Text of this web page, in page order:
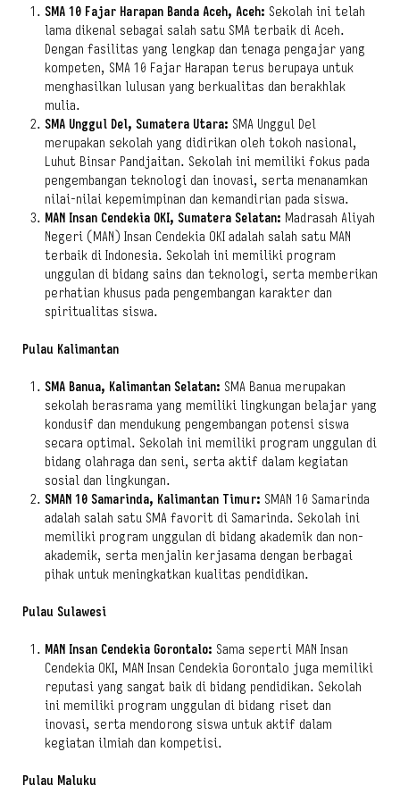
SMA 10 Fajar Harapan Banda Aceh, Aceh: Sekolah ini telah
lama dikenal sebagai salah satu SMA terbaik di Aceh.
Dengan fasilitas yang lengkap dan tenaga pengajar yang
kompeten, SMA 10 Fajar Harapan terus berupaya untuk
menghasilkan lulusan yang berkualitas dan berakhlak
mulia.
SMA Unggul Del, Sumatera Utara: SMA Unggul Del
merupakan sekolah yang didirikan oleh tokoh nasional,
Luhut Binsar Pandjaitan. Sekolah ini memiliki fokus pada
pengembangan teknologi dan inovasi, serta menanamkan
nilai-nilai kepemimpinan dan kemandirian pada siswa.
MAN Insan Cendekia OKI, Sumatera Selatan: Madrasah Aliyah
Negeri (MAN) Insan Cendekia OKI adalah salah satu MAN
terbaik di Indonesia. Sekolah ini memiliki program
unggulan di bidang sains dan teknologi, serta memberikan
perhatian khusus pada pengembangan karakter dan
spiritualitas siswa.
Pulau Kalimantan
SMA Banua, Kalimantan Selatan: SMA Banua merupakan
sekolah berasrama yang memiliki lingkungan belajar yang
kondusif dan mendukung pengembangan potensi siswa
secara optimal. Sekolah ini memiliki program unggulan di
bidang olahraga dan seni, serta aktif dalam kegiatan
sosial dan lingkungan.
SMAN 10 Samarinda, Kalimantan Timur: SMAN 10 Samarinda
adalah salah satu SMA favorit di Samarinda. Sekolah ini
memiliki program unggulan di bidang akademik dan non-
akademik, serta menjalin kerjasama dengan berbagai
pihak untuk meningkatkan kualitas pendidikan.
Pulau Sulawesi
MAN Insan Cendekia Gorontalo: Sama seperti MAN Insan
Cendekia OKI, MAN Insan Cendekia Gorontalo juga memiliki
reputasi yang sangat baik di bidang pendidikan. Sekolah
ini memiliki program unggulan di bidang riset dan
inovasi, serta mendorong siswa untuk aktif dalam
kegiatan ilmiah dan kompetisi.
Pulau Maluku